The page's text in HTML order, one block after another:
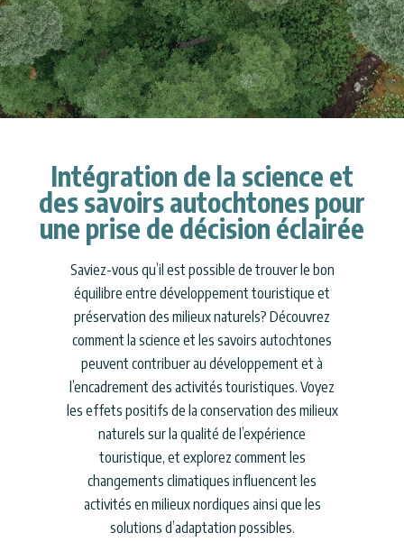
Intégration de la science et
des savoirs autochtones pour
une prise de décision éclairée
Saviez-vous qu’il est possible de trouver le bon
équilibre entre développement touristique et
préservation des milieux naturels? Découvrez
comment la science et les savoirs autochtones
peuvent contribuer au développement et à
l’encadrement des activités touristiques. Voyez
les effets positifs de la conservation des milieux
naturels sur la qualité de l’expérience
touristique, et explorez comment les
changements climatiques influencent les
activités en milieux nordiques ainsi que les
solutions d’adaptation possibles.